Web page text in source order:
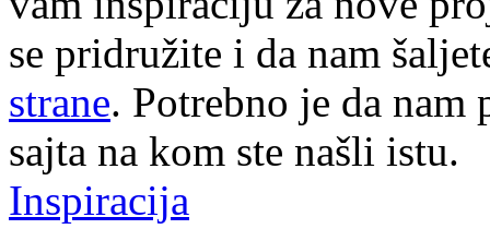
se pridružite i da nam
strane. Potrebno je da
sajta na kom ste našli istu.
Inspiracija